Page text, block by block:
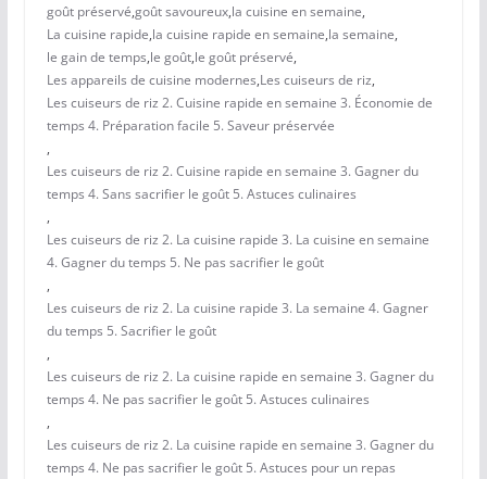
goût préservé,goût savoureux,la cuisine en semaine,
La cuisine rapide,la cuisine rapide en semaine,la semaine,
le gain de temps,le goût,le goût préservé,
Les appareils de cuisine modernes,Les cuiseurs de riz,
Les cuiseurs de riz 2. Cuisine rapide en semaine 3. Économie de
temps 4. Préparation facile 5. Saveur préservée
,
Les cuiseurs de riz 2. Cuisine rapide en semaine 3. Gagner du
temps 4. Sans sacrifier le goût 5. Astuces culinaires
,
Les cuiseurs de riz 2. La cuisine rapide 3. La cuisine en semaine
4. Gagner du temps 5. Ne pas sacrifier le goût
,
Les cuiseurs de riz 2. La cuisine rapide 3. La semaine 4. Gagner
du temps 5. Sacrifier le goût
,
Les cuiseurs de riz 2. La cuisine rapide en semaine 3. Gagner du
temps 4. Ne pas sacrifier le goût 5. Astuces culinaires
,
Les cuiseurs de riz 2. La cuisine rapide en semaine 3. Gagner du
temps 4. Ne pas sacrifier le goût 5. Astuces pour un repas